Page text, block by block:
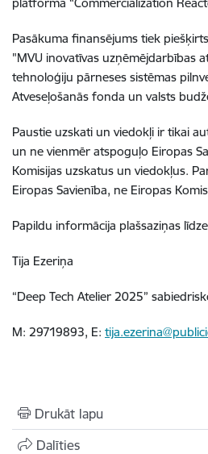
Pasākuma finansējums tiek
"MVU inovatīvas uzņēmējdarbības
tehnoloģiju pārneses sistēmas
Atveseļošanās fonda un valsts
Paustie uzskati un viedokļi ir tikai
un ne vienmēr atspoguļo Eiropas
Komisijas uzskatus un viedokļus.
Eiropas Savienība, ne Eiropas
Papildu informācija plašsaziņas
Tija Ezeriņa
“Deep Tech Atelier 2025”
M: 29719893, E:
Drukāt lapu
Dalīties